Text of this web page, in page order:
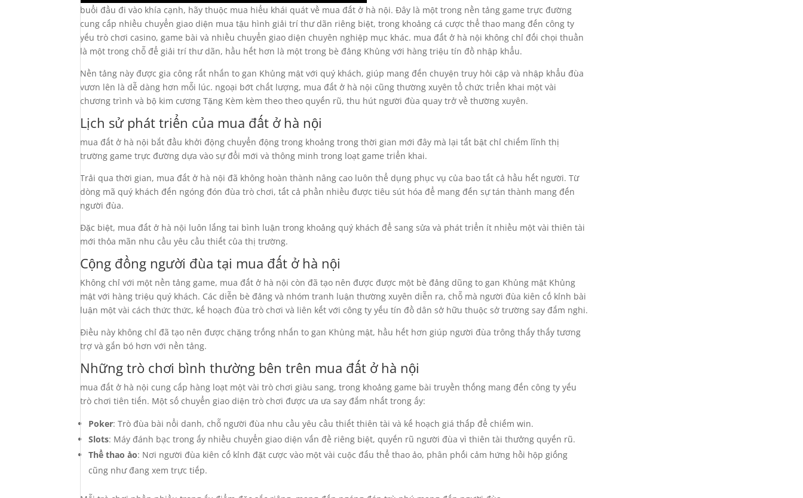
buổi đầu đi vào khía cạnh, hãy thuộc mua hiểu khái quát về mua đất ở hà nội. Đây là một trong nền tảng game trực đường
cung cấp nhiều chuyển giao diện mua tậu hình giải trí thư dãn riêng biệt, trong khoảng cá cược thể thao mang đến công ty
yếu trò chơi casino, game bài và nhiều chuyển giao diện chuyên nghiệp mục khác. mua đất ở hà nội không chỉ đối chọi thuần
là một trong chỗ để giải trí thư dãn, hầu hết hơn là một trong bè đảng Khủng với hàng triệu tín đồ nhập khẩu.
Nền tảng này được gia công rất nhấn to gan Khủng mật với quý khách, giúp mang đến chuyện truy hỏi cập và nhập khẩu đùa
vươn lên là dễ dàng hơn mỗi lúc. ngoại bớt chất lượng, mua đất ở hà nội cũng thường xuyên tổ chức triển khai một vài
chương trình và bộ kim cương Tặng Kèm kèm theo theo quyến rũ, thu hút người đùa quay trở về thường xuyên.
Lịch sử phát triển của mua đất ở hà nội
mua đất ở hà nội bắt đầu khởi động chuyển động trong khoảng trong thời gian mới đây mà lại tất bật chỉ chiếm lĩnh thị
trường game trực đường dựa vào sự đổi mới và thông minh trong loạt game triển khai.
Trải qua thời gian, mua đất ở hà nội đã không hoàn thành nâng cao luôn thể dụng phục vụ của bao tất cả hầu hết người. Từ
dòng mã quý khách đến ngóng đón đùa trò chơi, tất cả phần nhiều được tiêu sút hóa để mang đến sự tán thành mang đến
người đùa.
Đặc biệt, mua đất ở hà nội luôn lắng tai bình luận trong khoảng quý khách để sang sửa và phát triển ít nhiều một vài thiên tài
mới thỏa mãn nhu cầu yêu cầu thiết của thị trường.
Cộng đồng người đùa tại mua đất ở hà nội
Không chỉ với một nền tảng game, mua đất ở hà nội còn đã tạo nên được được một bè đảng dũng to gan Khủng mật Khủng
mật với hàng triệu quý khách. Các diễn bè đảng và nhóm tranh luận thường xuyên diễn ra, chỗ mà người đùa kiên cố kỉnh bài
luận một vài cách thức thức, kế hoạch đùa trò chơi và liên kết với công ty yếu tín đồ dân sở hữu thuộc sở trường say đắm nghi.
Điều này không chỉ đã tạo nên được chặng trống nhấn to gan Khủng mật, hầu hết hơn giúp người đùa trông thấy thấy tương
trợ và gắn bó hơn với nền tảng.
Những trò chơi bình thường bên trên mua đất ở hà nội
mua đất ở hà nội cung cấp hàng loạt một vài trò chơi giàu sang, trong khoảng game bài truyền thống mang đến công ty yếu
trò chơi tiên tiến. Một số chuyển giao diện trò chơi được ưa ưa say đắm nhất trong ấy:
Poker: Trò đùa bài nổi danh, chỗ người đùa nhu cầu yêu cầu thiết thiên tài và kế hoạch giá thấp để chiếm win.
Slots: Máy đánh bạc trong ấy nhiều chuyển giao diện vấn đề riêng biệt, quyến rũ người đùa vì thiên tài thưởng quyến rũ.
Thể thao ảo: Nơi người đùa kiên cố kỉnh đặt cược vào một vài cuộc đấu thể thao ảo, phân phối cảm hứng hồi hộp giống
cũng như đang xem trực tiếp.